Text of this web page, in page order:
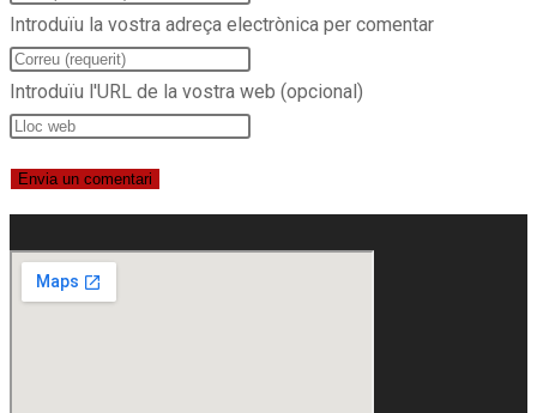
Introduïu la vostra adreça electrònica per comentar
Introduïu l'URL de la vostra web (opcional)